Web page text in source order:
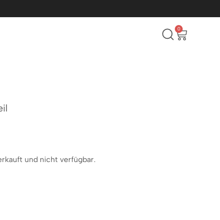
0
und nicht verfügbar.